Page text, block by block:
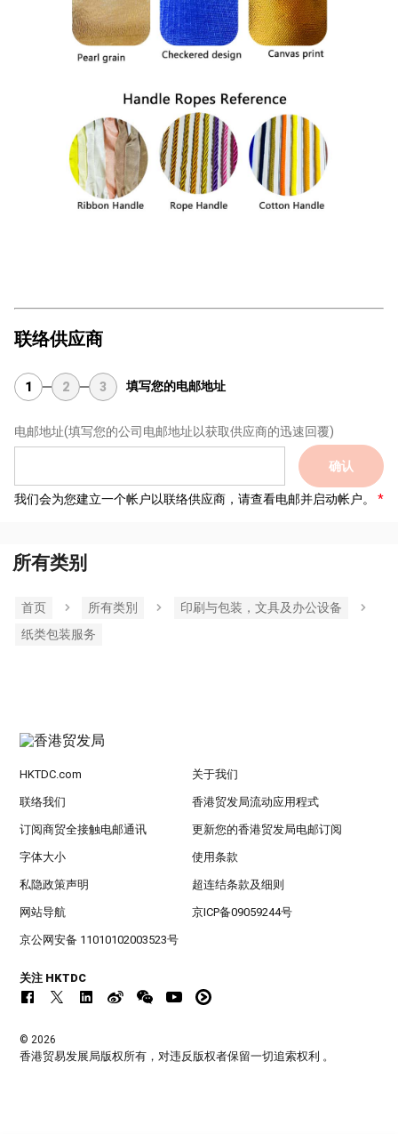
联络供应商
1 2 3 填写您的电邮地址
电邮地址(填写您的公司电邮地址以获取供应商的迅速回覆)
确认
我们会为您建立一个帐户以联络供应商，请查看电邮并启动帐户。
所有类别
首页 所有类別
印刷与包装，文具及办公设备
纸类包装服务
HKTDC.com 关于我们
联络我们 香港贸发局流动应用程式
订阅商贸全接触电邮通讯 更新您的香港贸发局电邮订阅
字体大小 使用条款
私隐政策声明 超连结条款及细则
网站导航 京ICP备09059244号
京公网安备 11010102003523号
关注 HKTDC
© 2026
香港贸易发展局版权所有，对违反版权者保留一切追索权利 。